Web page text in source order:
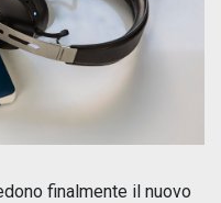
finalmente il nuovo